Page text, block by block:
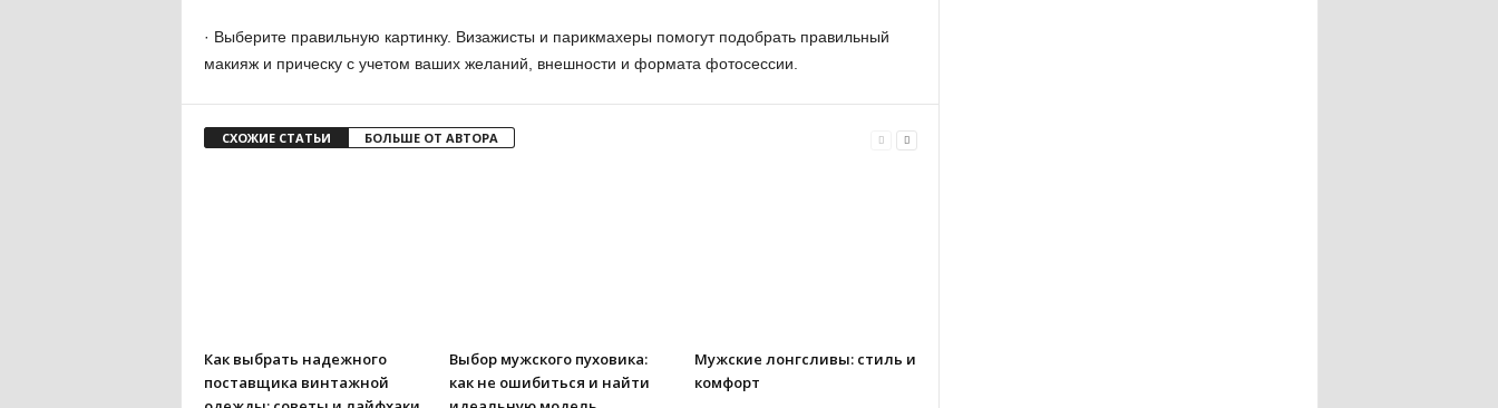
· Выберите правильную картинку. Визажисты и парикмахеры помогут подобрать правильный
макияж и прическу с учетом ваших желаний, внешности и формата фотосессии.
СХОЖИЕ СТАТЬИ БОЛЬШЕ ОТ АВТОРА
Как выбрать надежного
поставщика винтажной
Выбор мужского пуховика:
как не ошибиться и найти
Мужские лонгсливы: стиль и
комфорт